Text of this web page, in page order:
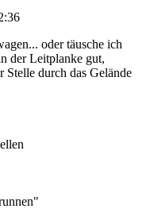
oder täusche ich
der Leitplanke gut,
Stelle durch das Gelände